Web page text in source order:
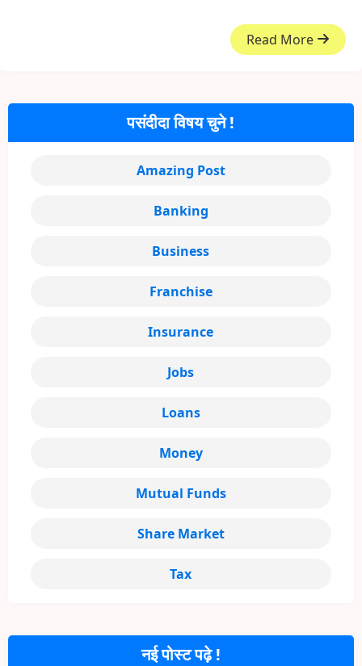
Read More
नई पोस्ट पढ़े !
पसंदीदा विषय चुने !
Amazing Post
Banking
Business
Franchise
Insurance
Jobs
Loans
Money
Mutual Funds
Share Market
Tax